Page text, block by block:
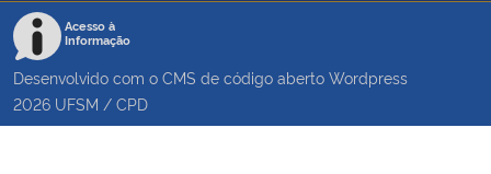
Acesso à
Informação
Desenvolvido com o CMS de código aberto Wordpress
2026 UFSM / CPD